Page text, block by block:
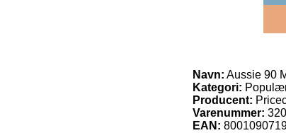
Navn: Aussie 90
Kategori:
Producent:
Varenummer:
EAN: